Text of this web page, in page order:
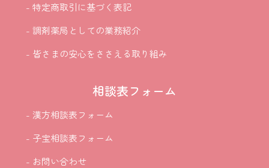
- 特定商取引に基づく表記
- 調剤薬局としての業務紹介
- 皆さまの安心をささえる取り組み
相談表フォーム
- 漢方相談表フォーム
- 子宝相談表フォーム
- お問い合わせ